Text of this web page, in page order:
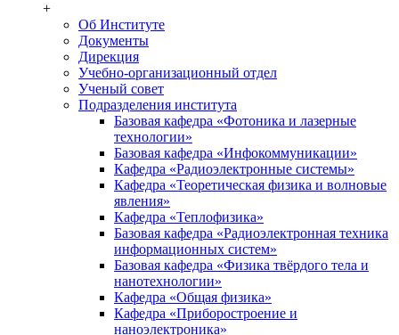
+
Об Институте
Документы
Дирекция
Учебно-организационный отдел
Ученый совет
Подразделения института
Базовая кафедра «Фотоника и лазерные
технологии»
Базовая кафедра «Инфокоммуникации»
Кафедра «Радиоэлектронные системы»
Кафедра «Теоретическая физика и волновые
явления»
Кафедра «Теплофизика»
Базовая кафедра «Радиоэлектронная техника
информационных систем»
Базовая кафедра «Физика твёрдого тела и
нанотехнологии»
Кафедра «Общая физика»
Кафедра «Приборостроение и
наноэлектроника»